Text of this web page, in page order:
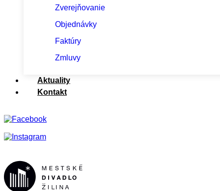
Zverejňovanie
Objednávky
Faktúry
Zmluvy
Aktuality
Kontakt